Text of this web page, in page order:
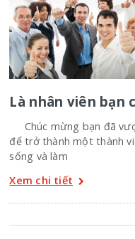
Là nhân viên bạn
Chúc mừng bạn đã
để trở thành một thành
sống và làm
Xem chi tiết